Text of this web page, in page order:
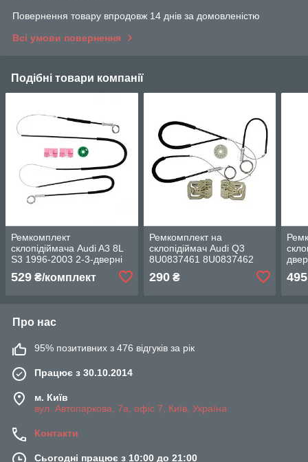
Повернення товару впродовж 14 днів за домовленістю
Всі умови повернення
Подібні товари компанії
Ремкомплект
склопідіймача Audi A3 8L
S3 1996-2003 2-3-дверні
8L3 837 462 ауді а3
529 ₴/комплект
Ремкомплект на
склопідіймач Audi Q3
8U0837461 8U0837462
передня ліва права двері
8U0 837 461 8U0 837 462
290₴ 495
Про нас
95% позитивних з 476 відгуків за рік
Працює з 30.10.2014
м. Київ
вул. Автопаркова, 7а, офіс 7, Київ, Україна
Контакти
Сьогодні працює з 10:00 до 21:00